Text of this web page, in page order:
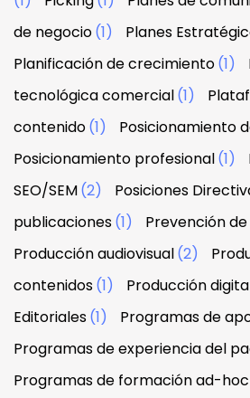
de negocio(1) Planes
Planificación de crecimiento(1)
tecnológica comercial(1)
contenido(1) Posicionamiento
Posicionamiento profesional(1)
SEO/SEM(2) Posiciones
publicaciones(1) Prevención
Producción audiovisual(2)
contenidos(1) Producción
Editoriales(1) Programas de
Programas de experiencia del
Programas de formación ad-hoc